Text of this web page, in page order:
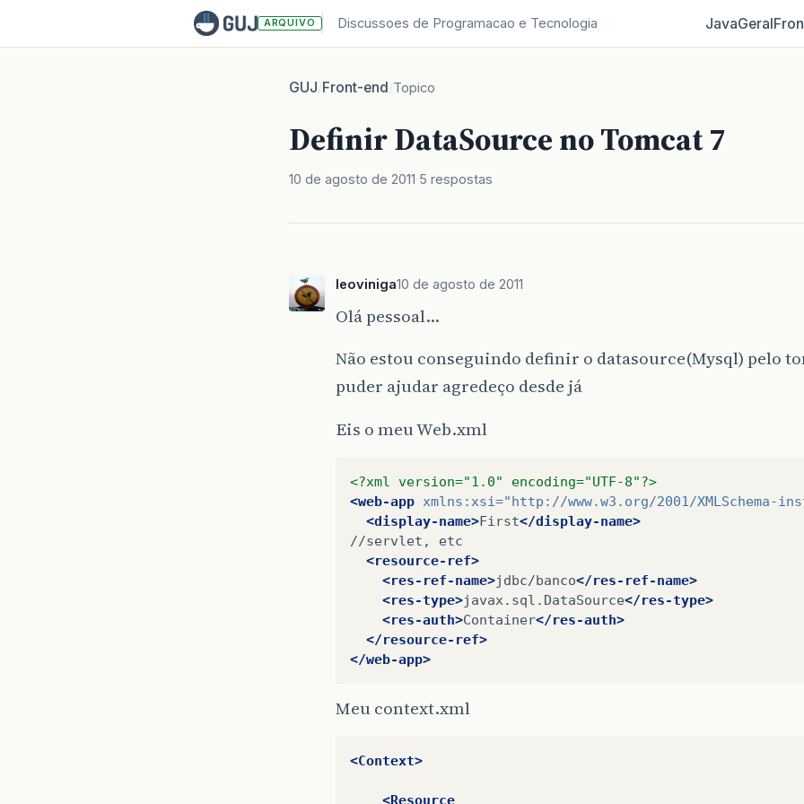
ARQUIVO Discussoes de Programacao e Tecnologia JavaGeral
GUJ/Front-end/Topico
Definir DataSource no Tomcat 7
10 de agosto de 2011 5 respostas
leoviniga10 de agosto de 2011
Olá pessoal…
Não estou conseguindo definir o datasource(Mysql) pelo
puder ajudar agredeço desde já
Eis o meu Web.xml
<?xml version="1.0" encoding="UTF-8"?>
<web-app xmlns:xsi="http://www.w3.org/2001/XMLSchema-
<display-name>First</display-name>
//servlet,
<resource-ref>
<res-ref-name>jdbc/banco</res-ref-name>
<res-type>javax.sql.DataSource</res-type>
<res-auth>Container</res-auth>
</resource-ref>
</web-app>
Meu context.xml
<Context>
<Resource